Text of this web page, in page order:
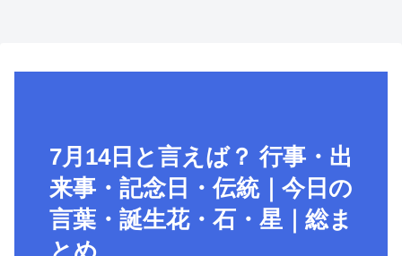
7月14日と言えば？ 行事・出
来事・記念日・伝統｜今日の
言葉・誕生花・石・星｜総ま
とめ